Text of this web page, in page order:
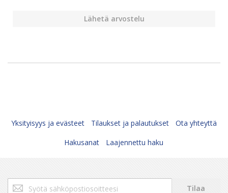
Lähetä arvostelu
Yksityisyys ja evästeet Tilaukset ja palautukset
Ota yhteyttä
Hakusanat
Laajennettu haku
Tilaa
Tilaa